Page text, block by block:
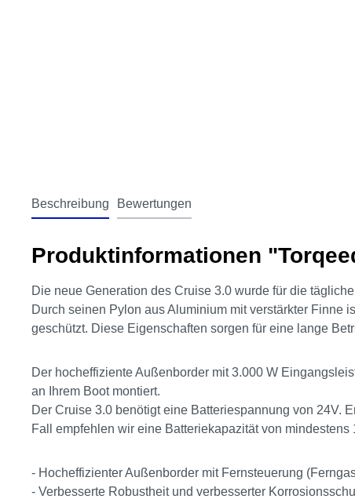
Beschreibung Bewertungen
Produktinformationen
Die neue Generation des Cruise 3.0 wurde für die
Durch seinen Pylon aus Aluminium mit verstärkter Finne
geschützt. Diese Eigenschaften sorgen für eine lange
Der hocheffiziente Außenborder mit 3.000 W
an Ihrem Boot montiert.
Der Cruise 3.0 benötigt eine Batteriespannung von 24V.
Fall empfehlen wir eine Batteriekapazität von mindestens
- Hocheffizienter Außenborder mit Fernsteuerung
- Verbesserte Robustheit und verbesserter